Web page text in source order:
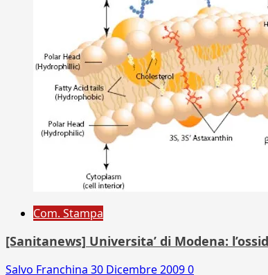
Com. Stampa
[Sanitanews] Universita’ di Modena:
Salvo Franchina 30 Dicembre 20090